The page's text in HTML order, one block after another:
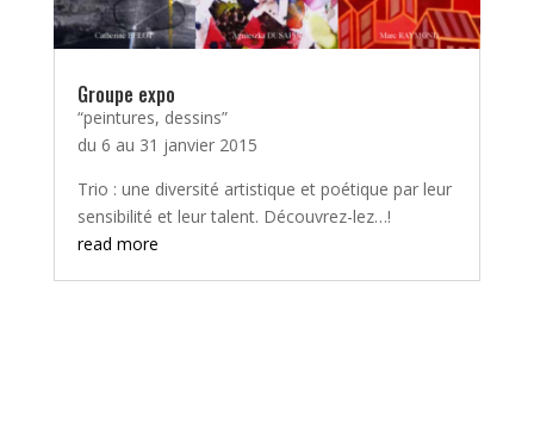
Groupe expo
“peintures, dessins”
du 6 au 31 janvier 2015
Trio : une diversité artistique et poétique par leur
sensibilité et leur talent. Découvrez-lez…!
read more